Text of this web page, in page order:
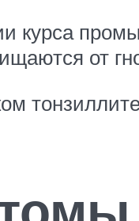
курса
от